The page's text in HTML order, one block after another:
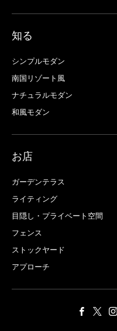
知る
シンプルモダン
南国リゾート風
ナチュラルモダン
和風モダン
お店
ガーデンテラス
ライティング
目隠し・プライベート空間
フェンス
ストックヤード
アプローチ